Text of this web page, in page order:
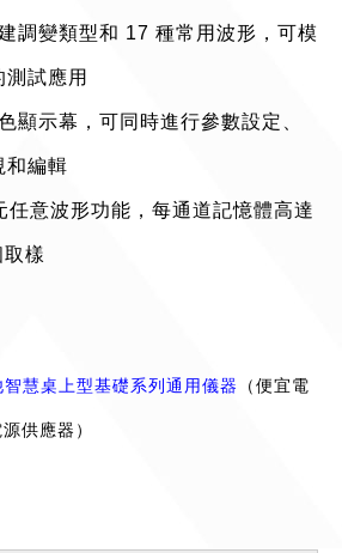
調變類型和 17 種常用波形，可模
試應用
顯示幕，可同時進行參數設定、
和編輯
任意波形功能，每通道記憶體高達
樣
智慧桌上型基礎系列通用儀器 （便宜電
供應器）